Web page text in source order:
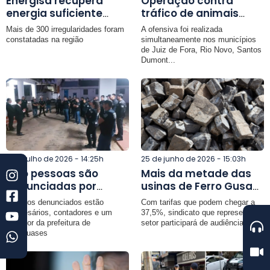
energia suficiente
para abastecer mais
de mil residências no
Mais de 300 irregularidades foram
constatadas na região
tráfico de animais
prende sete pessoas e
resgata cerca de 150
aves na Zona da Mata
de Minas
A ofensiva foi realizada
simultaneamente nos municípios
de Juiz de Fora, Rio Novo, Santos
Dumont...
4 de julho de 2026 - 14:25h
Oito pessoas são
denunciadas por
envolvimento em
esquema de fraude à
licitação do
transporte coletivo
urbano de
Cataguases
Entre os denunciados estão
empresários, contadores e um
servidor da prefeitura de
Cataguases
25 de junho de 2026 - 15:03h
Mais da metade das
usinas de Ferro Gusa
podem paralisar
atividades caso novas
tarifas dos EUA entrem
SINDIFER-MG
Com tarifas que podem chegar a
37,5%, sindicato que representa o
setor participará de audiência...